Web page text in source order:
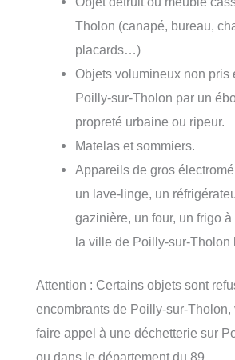
Tholon (canapé, bureau,
placards…)
Objets volumineux non pris
Poilly-sur-Tholon par un
propreté urbaine ou ripeur.
Matelas et sommiers.
Appareils de gros
un lave-linge, un
gazinière, un four, un frigo
la ville de Poilly-sur-Tholon
Attention : Certains objets sont
encombrants de Poilly-sur-Tholon,
faire appel à une déchetterie sur
ou dans le département du 89.